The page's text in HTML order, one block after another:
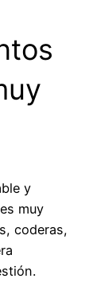
y
muy
coderas,